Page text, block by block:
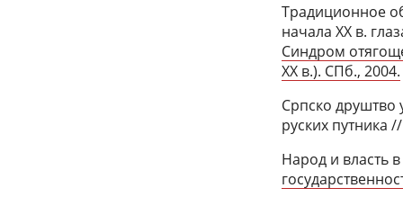
Традиционное
начала XX в.
Синдром
XX в.). СПб., 2004.
Српско друштво
руских путника
Народ и власть